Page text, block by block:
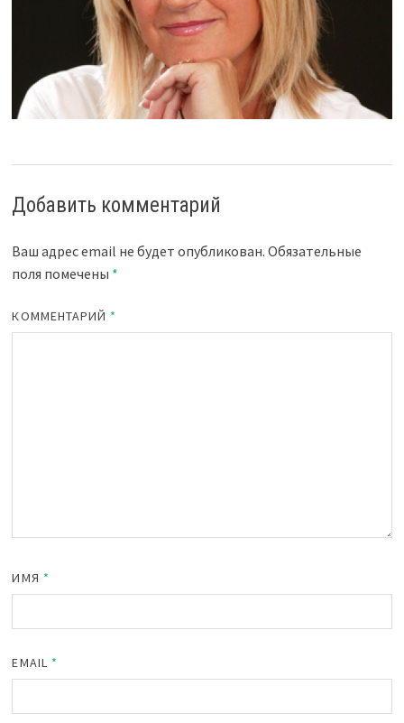
Добавить комментарий
Ваш адрес email не будет опубликован. Обязательные
поля помечены *
КОММЕНТАРИЙ *
ИМЯ *
EMAIL *